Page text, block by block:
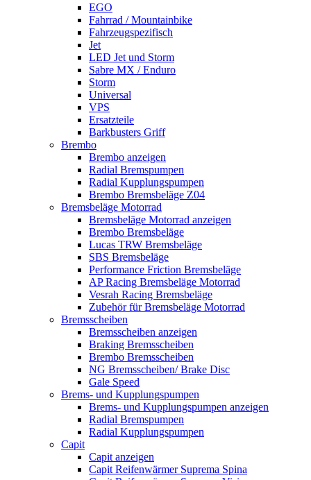
EGO
Fahrrad / Mountainbike
Fahrzeugspezifisch
Jet
LED Jet und Storm
Sabre MX / Enduro
Storm
Universal
VPS
Ersatzteile
Barkbusters Griff
Brembo
Brembo anzeigen
Radial Bremspumpen
Radial Kupplungspumpen
Brembo Bremsbeläge Z04
Bremsbeläge Motorrad
Bremsbeläge Motorrad anzeigen
Brembo Bremsbeläge
Lucas TRW Bremsbeläge
SBS Bremsbeläge
Performance Friction Bremsbeläge
AP Racing Bremsbeläge Motorrad
Vesrah Racing Bremsbeläge
Zubehör für Bremsbeläge Motorrad
Bremsscheiben
Bremsscheiben anzeigen
Braking Bremsscheiben
Brembo Bremsscheiben
NG Bremsscheiben/ Brake Disc
Gale Speed
Brems- und Kupplungspumpen
Brems- und Kupplungspumpen anzeigen
Radial Bremspumpen
Radial Kupplungspumpen
Capit
Capit anzeigen
Capit Reifenwärmer Suprema Spina